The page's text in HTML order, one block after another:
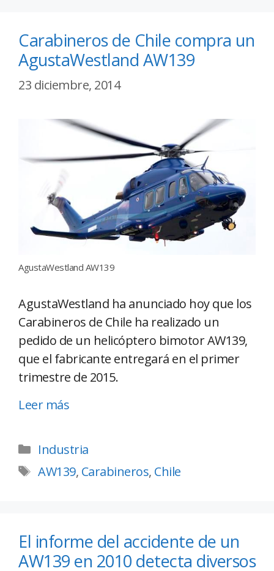
Carabineros de Chile compra un
AgustaWestland AW139
23 diciembre, 2014
AgustaWestland AW139
AgustaWestland ha anunciado hoy que los
Carabineros de Chile ha realizado un
pedido de un helicóptero bimotor AW139,
que el fabricante entregará en el primer
trimestre de 2015.
Leer más
Industria
AW139, Carabineros, Chile
El informe del accidente de un
AW139 en 2010 detecta diversos